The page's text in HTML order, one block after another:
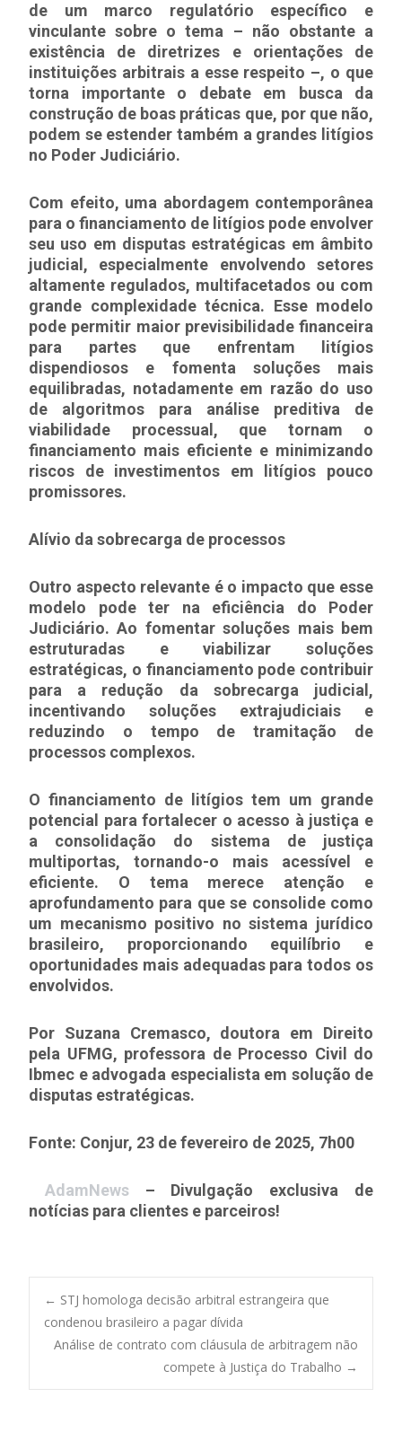
de um marco regulatório específico e
vinculante sobre o tema – não obstante a
existência de diretrizes e orientações de
instituições arbitrais a esse respeito –, o que
torna importante o debate em busca da
construção de boas práticas que, por que não,
podem se estender também a grandes litígios
no Poder Judiciário.
Com efeito, uma abordagem contemporânea
para o financiamento de litígios pode envolver
seu uso em disputas estratégicas em âmbito
judicial, especialmente envolvendo setores
altamente regulados, multifacetados ou com
grande complexidade técnica. Esse modelo
pode permitir maior previsibilidade financeira
para partes que enfrentam litígios
dispendiosos e fomenta soluções mais
equilibradas, notadamente em razão do uso
de algoritmos para análise preditiva de
viabilidade processual, que tornam o
financiamento mais eficiente e minimizando
riscos de investimentos em litígios pouco
promissores.
Alívio da sobrecarga de processos
Outro aspecto relevante é o impacto que esse
modelo pode ter na eficiência do Poder
Judiciário. Ao fomentar soluções mais bem
estruturadas e viabilizar soluções
estratégicas, o financiamento pode contribuir
para a redução da sobrecarga judicial,
incentivando soluções extrajudiciais e
reduzindo o tempo de tramitação de
processos complexos.
O financiamento de litígios tem um grande
potencial para fortalecer o acesso à justiça e
a consolidação do sistema de justiça
multiportas, tornando-o mais acessível e
eficiente. O tema merece atenção e
aprofundamento para que se consolide como
um mecanismo positivo no sistema jurídico
brasileiro, proporcionando equilíbrio e
oportunidades mais adequadas para todos os
envolvidos.
Por Suzana Cremasco, doutora em Direito
pela UFMG, professora de Processo Civil do
Ibmec e advogada especialista em solução de
disputas estratégicas.
Fonte: Conjur, 23 de fevereiro de 2025, 7h00
AdamNews– Divulgação exclusiva de
notícias para clientes e parceiros!
Post
navigation
← STJ homologa decisão arbitral estrangeira que
condenou brasileiro a pagar dívida
Análise de contrato com cláusula de arbitragem não
compete à Justiça do Trabalho →